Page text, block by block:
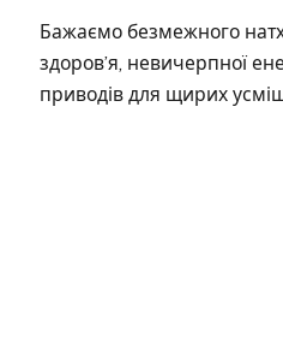
Бажаємо безмежного
здоров’я, невичерпної
приводів для щирих